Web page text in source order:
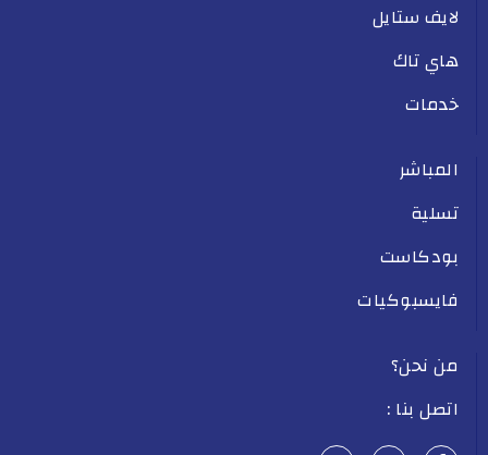
لايف ستايل
هاي تاك
خدمات
المباشر
تسلية
بودكاست
فايسبوكيات
من نحن؟
اتصل بنا :